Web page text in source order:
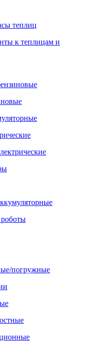
теплиц
к теплицам и
роботы
погружные